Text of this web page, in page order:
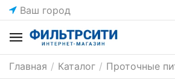
Ваш город
Главная / Каталог / Проточные